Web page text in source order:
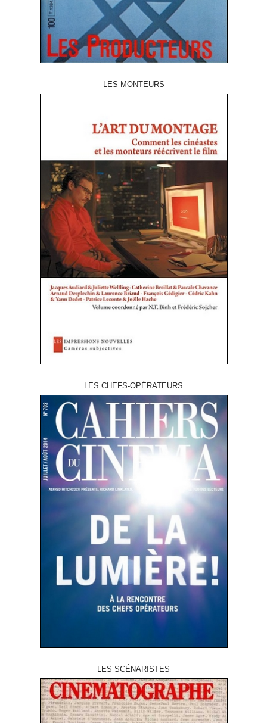
LES MONTEURS
LES CHEFS-OPÉRATEURS
LES SCÉNARISTES